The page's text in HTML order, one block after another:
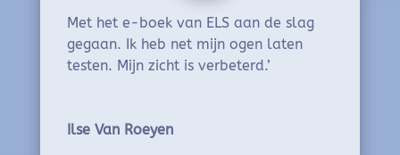
Met het e-boek van ELS aan de slag
gegaan. Ik heb net mijn ogen laten
testen. Mijn zicht is verbeterd.’
Ilse Van Roeyen